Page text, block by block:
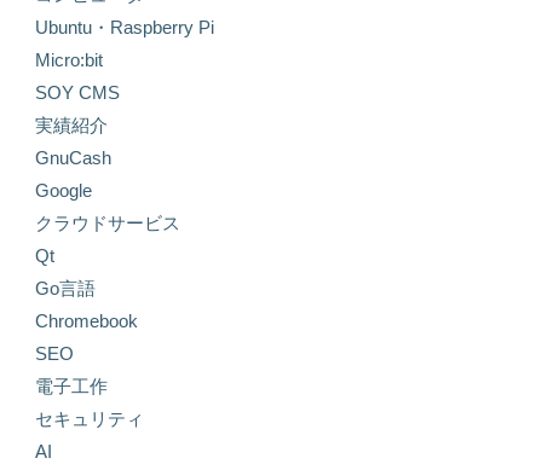
Ubuntu・Raspberry Pi
Micro:bit
SOY CMS
実績紹介
GnuCash
Google
クラウドサービス
Qt
Go言語
Chromebook
SEO
電子工作
セキュリティ
AI